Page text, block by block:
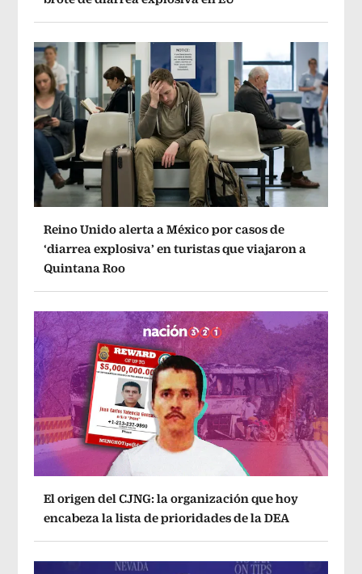
Reino Unido alerta a México por casos de
‘diarrea explosiva’ en turistas que viajaron a
Quintana Roo
El origen del CJNG: la organización que hoy
encabeza la lista de prioridades de la DEA